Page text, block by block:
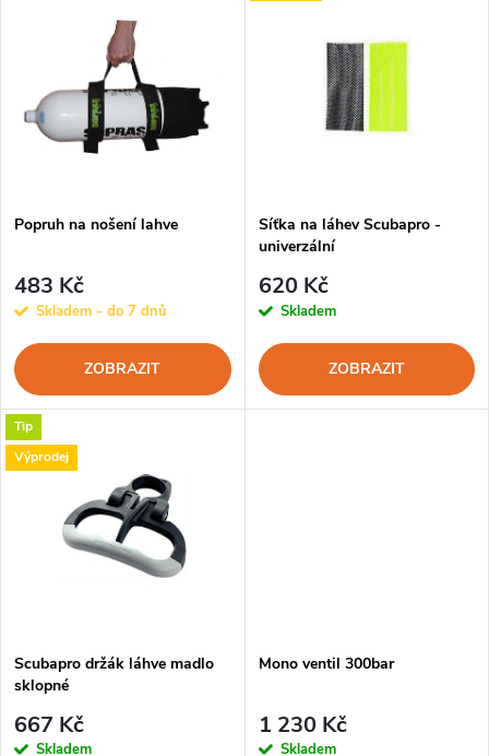
n
p
r
o
d
u
p
s
p
r
o
d
u
ů
Popruh na nošení lahve
483 Kč
Skladem - do 7 dnů
ZOBRAZIT
Síťka na láhev Scubapro -
univerzální
620 Kč
Skladem
ZOBRAZIT
Tip
Výprodej
Scubapro držák láhve madlo
sklopné
667 Kč
Skladem
Mono ventil 300bar
1 230 Kč
Skladem